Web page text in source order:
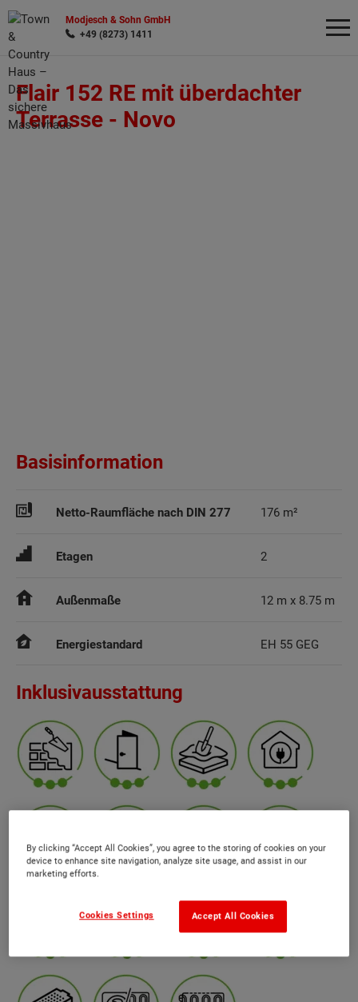
Modjesch & Sohn GmbH
+49 (8273) 1411
Flair 152 RE mit überdachter
Terrasse - Novo
Basisinformation
Netto-Raumfläche nach DIN 277 176 m²
Etagen 2
Außenmaße 12 m x 8.75 m
Energiestandard EH 55 GEG
Inklusivausstattung
Wonach möchten Sie suchen?
By clicking “Accept All Cookies”, you agree to the storing of cookies on your
device to enhance site navigation, analyze site usage, and assist in our
marketing efforts.
Accept All Cookies
Cookies Settings